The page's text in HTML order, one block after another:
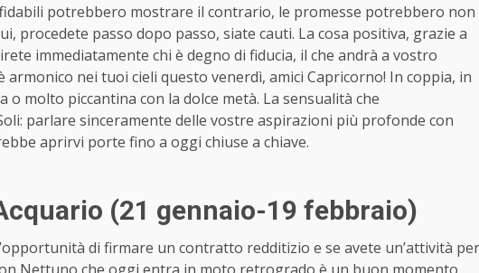
potrebbero mostrare il contrario, le promesse potrebbero non
procedete passo dopo passo, siate cauti. La cosa positiva, grazie a
immediatamente chi è degno di fiducia, il che andrà a vostro
armonico nei tuoi cieli questo venerdì, amici Capricorno! In coppia, in
o molto piccantina con la dolce metà. La sensualità che
parlare sinceramente delle vostre aspirazioni più profonde con
aprirvi porte fino a oggi chiuse a chiave.
(21 gennaio-19 febbraio)
di firmare un contratto redditizio e se avete un’attività per
Nettuno che oggi entra in moto retrogrado è un buon momento